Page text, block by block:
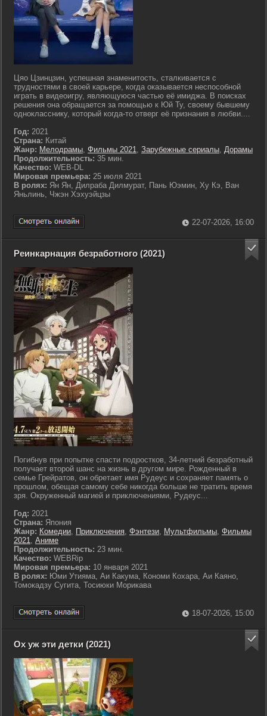
Цяо Цзинцзин, успешная знаменитость, сталкивается с
трудностями в своей карьере, когда оказывается неспособной
играть в видеоигру, являющуюся частью её имиджа. В поисках
решения она обращается за помощью к Юй Ту, своему бывшему
однокласснику, который когда-то отверг её признания в любви....
Год: 2021
Страна: Китай
Жанр: Мелодрамы, Фильмы 2021, Зарубежные сериалы, Дорамы
Продолжительность: 35 мин.
Качество: WEB-DL
Мировая премьера: 25 июля 2021
В ролях: Ян Ян, Дилраба Дилмурат, Пань Юэмин, Ху Кэ, Ван
Яньлинь, Чжэн Хэхуэйцзы
22-07-2026, 16:00
Реинкарнация безработного (2021)
Погибнув при попытке спасти подростков, 34-летний безработный
получает второй шанс на жизнь в другом мире. Рожденный в
семье Грейратов, он обретает имя Рудеус и сохраняет память о
прошлом, обещая самому себе никогда больше не тратить время
зря. Окруженный магией и приключениями, Рудеус...
Год: 2021
Страна: Япония
Жанр: Комедии, Приключения, Фэнтези, Мультфильмы, Фильмы
2021, Аниме
Продолжительность: 23 мин.
Качество: WEBRip
Мировая премьера: 10 января 2021
В ролях: Юми Утияма, Аи Какума, Кономи Кохара, Аи Каяно,
Томокадзу Сугита, Тосиюки Морикава
18-07-2026, 15:00
Ох уж эти детки (2021)